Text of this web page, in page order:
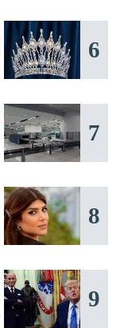
6
7
8
9